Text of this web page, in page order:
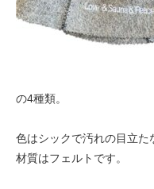
の4種類。
色はシックで汚れの目立た
材質はフェルトです。